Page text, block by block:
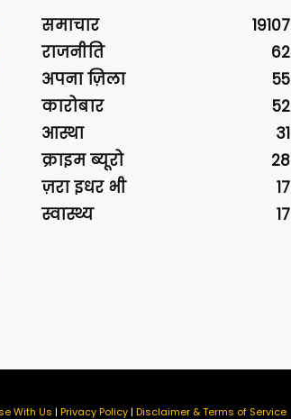
समाचार
19107
राजनीति
62
अपना ज़िला
55
कारोबार
52
आस्था
31
क्राइम ब्यूरो
28
ज़रा इधर भी
17
स्वास्थ्य
17
With Us | Privacy Policy| Disclaimer & Terms of Service